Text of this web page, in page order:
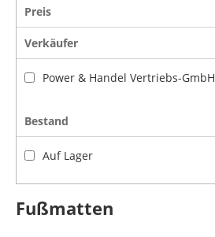
Preis
Verkäufer
Power & Handel Vertriebs-GmbH
Bestand
Auf Lager
Fußmatten